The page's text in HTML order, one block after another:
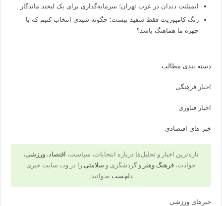
ایمپلنت دندان در غرب تهران؛ سرمایه‌گذاری برای یک لبخند ماندگار
رنگ کامپوزیت فقط سفید نیست؛ چگونه شیدی انتخاب کنیم که با
چهره ما هماهنگ باشد؟
دسته بندی مطالب
اخبار فرهنگی
اخبار فناوری
خبر های اقتصادی
تازه‌ترین اخبار و تحلیل‌ها درباره انتخابات، سیاست، اقتصاد، ورزشی،
حوادث، فرهنگ وهنر و گردشگری و سلامتی را در وب سایت خبری
دلچسب بخوانید.
خبرهای ورزشی